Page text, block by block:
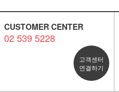
CUSTOMER CENTER
02 539 5228
고객센터
연결하기